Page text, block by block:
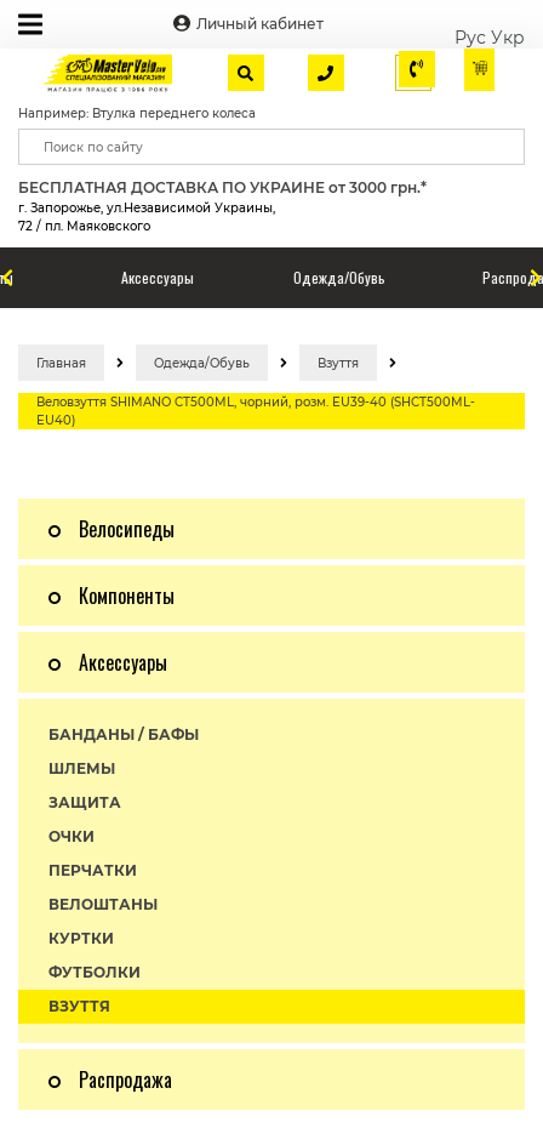
Личный кабинет
Рус Укр
Например: Втулка переднего колеса
БЕСПЛАТНАЯ ДОСТАВКА ПО УКРАИНЕ от 3000 грн.*
г. Запорожье, ул.Независимой Украины,
72 / пл. Маяковского
Аксессуары Одежда/Обувь Распродажа
Главная Одежда/Обувь Взуття
Веловзуття SHIMANO CT500ML, чорний, розм. EU39-40 (SHCT500ML-
EU40)
Велосипеды
Компоненты
Аксессуары
БАНДАНЫ / БАФЫ
ШЛЕМЫ
ЗАЩИТА
ОЧКИ
ПЕРЧАТКИ
ВЕЛОШТАНЫ
КУРТКИ
ФУТБОЛКИ
ВЗУТТЯ
Распродажа